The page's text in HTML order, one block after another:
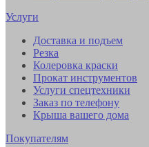
Услуги
Доставка и подъем
Резка
Колеровка краски
Прокат инструментов
Услуги спецтехники
Заказ по телефону
Крыша вашего дома
Покупателям